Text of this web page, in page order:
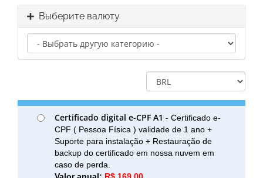
Выберите валюту
Certificado digital e-CPF A1 - Certificado e-
CPF ( Pessoa Física ) validade de 1 ano +
Suporte para instalação + Restauração de
backup do certificado em nossa nuvem em
caso de perda.